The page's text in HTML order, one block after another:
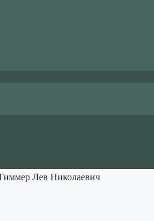
Лев Николаевич